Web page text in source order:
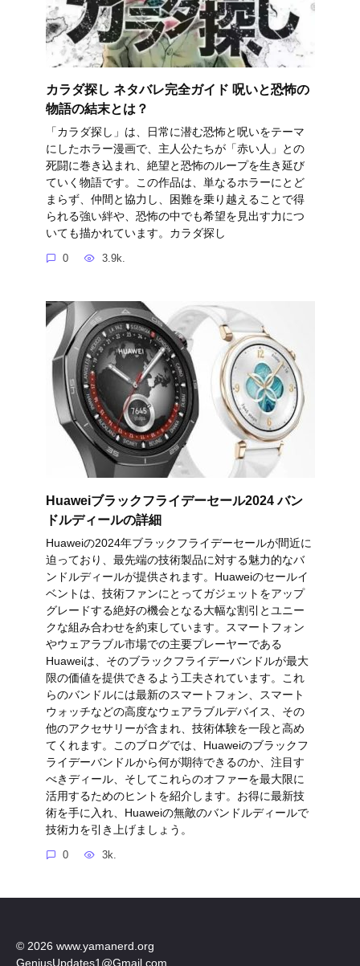
カラダ探し ネタバレ完全ガイド 呪いと恐怖の
物語の結末とは？
「カラダ探し」は、日常に潜む恐怖と呪いをテーマ
にしたホラー漫画で、主人公たちが「赤い人」との
死闘に巻き込まれ、絶望と恐怖のループを生き延び
ていく物語です。この作品は、単なるホラーにとど
まらず、仲間と協力し、困難を乗り越えることで得
られる強い絆や、恐怖の中でも希望を見出す力につ
いても描かれています。カラダ探し
0 3.9k.
Huaweiブラックフライデーセール2024 バン
ドルディールの詳細
Huaweiの2024年ブラックフライデーセールが間近に
迫っており、最先端の技術製品に対する魅力的なバ
ンドルディールが提供されます。Huaweiのセールイ
ベントは、技術ファンにとってガジェットをアップ
グレードする絶好の機会となる大幅な割引とユニー
クな組み合わせを約束しています。スマートフォン
やウェアラブル市場での主要プレーヤーである
Huaweiは、そのブラックフライデーバンドルが最大
限の価値を提供できるよう工夫されています。これ
らのバンドルには最新のスマートフォン、スマート
ウォッチなどの高度なウェアラブルデバイス、その
他のアクセサリーが含まれ、技術体験を一段と高め
てくれます。このブログでは、Huaweiのブラックフ
ライデーバンドルから何が期待できるのか、注目す
べきディール、そしてこれらのオファーを最大限に
活用するためのヒントを紹介します。お得に最新技
術を手に入れ、Huaweiの無敵のバンドルディールで
技術力を引き上げましょう。
0 3k.
© 2026 www.yamanerd.org
GeniusUpdates1@Gmail.com